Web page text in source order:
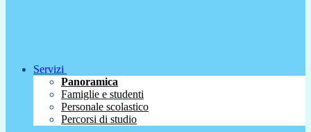
Servizi
Panoramica
Famiglie e studenti
Personale scolastico
Percorsi di studio